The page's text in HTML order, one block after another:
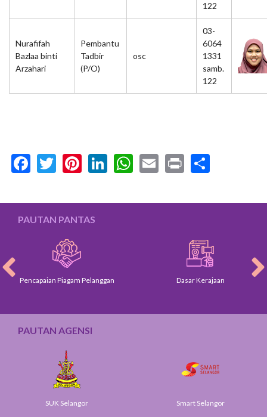
122
Nurafifah
Bazlaa binti
Arzahari
Pembantu
Tadbir
(P/O)
osc
03-
6064
1331
samb.
122
Facebook
Twitter
Pinterest
LinkedIn
WhatsApp
Email
Print
PAUTAN PANTAS
Pencapaian Piagam Pelanggan Dasar Kerajaan
PAUTAN AGENSI
SUK Selangor Smart Selangor